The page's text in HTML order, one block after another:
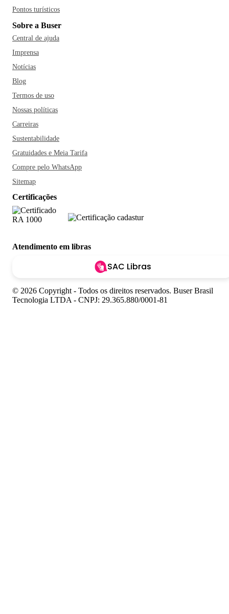
Pontos turísticos
Sobre a Buser
Central de ajuda
Imprensa
Notícias
Blog
Termos de uso
Nossas políticas
Carreiras
Sustentabilidade
Gratuidades e Meia Tarifa
Compre pelo WhatsApp
Sitemap
Certificações
Atendimento em libras
SAC Libras
© 2026 Copyright - Todos os direitos reservados. Buser Brasil
Tecnologia LTDA - CNPJ: 29.365.880/0001-81